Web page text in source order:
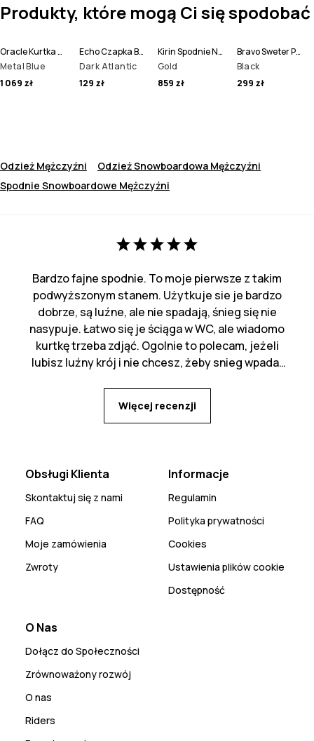
Produkty, które mogą Ci się spodobać
Oracle Kurtka Narciarska Mężczyźni
Metal Blue
1 069 zł
Echo Czapka Beanie
Dark Atlantic
129 zł
Kirin Spodnie Narciarskie Mężczyźni
Gold
859 zł
Bravo Sweter Polarowy Mężczyźni
Black
299 zł
Odzież Mężczyźni
Odzież Snowboardowa Mężczyźni
Spodnie Snowboardowe Mężczyźni
Bardzo fajne spodnie. To moje pierwsze z takim
podwyższonym stanem. Użytkuje sie je bardzo
dobrze, są luźne, ale nie spadają, śnieg się nie
nasypuje. Łatwo się je ściąga w WC, ale wiadomo
kurtkę trzeba zdjąć. Ogolnie to polecam, jeżeli
lubisz luźny krój i nie chcesz, żeby snieg wpadał
Więcej recenzji
Obsługi Klienta
Skontaktuj się z nami
FAQ
Moje zamówienia
Zwroty
Informacje
Regulamin
Polityka prywatności
Cookies
Ustawienia plików cookie
Dostępność
O Nas
Dołącz do Społeczności
Zrównoważony rozwój
O nas
Riders